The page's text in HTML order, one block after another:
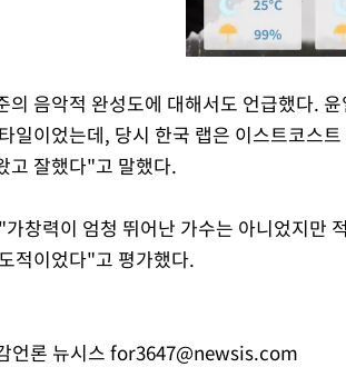
의 음악적 완성도에 대해서도 언급했다.
일이었는데, 당시 한국 랩은 이스트코스
고 잘했다"고 말했다.
창력이 엄청 뛰어난 가수는 아니었지만
적이었다"고 평가했다.
론 뉴시스for3647@newsis.com